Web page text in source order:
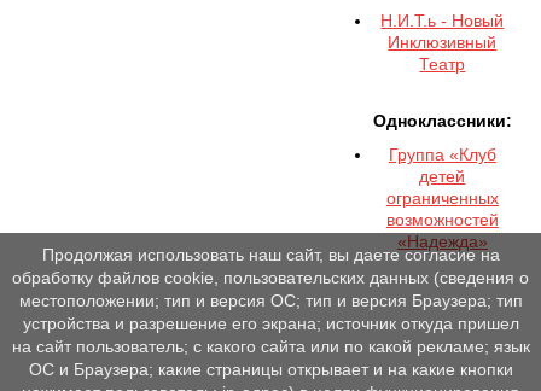
Н.И.Т.ь - Новый
Инклюзивный
Театр
Одноклассники:
Группа «Клуб
детей
ограниченных
возможностей
«Надежда»
Продолжая использовать наш сайт, вы даете согласие на
обработку файлов cookie, пользовательских данных (сведения о
местоположении; тип и версия ОС; тип и версия Браузера; тип
устройства и разрешение его экрана; источник откуда пришел
на сайт пользователь; с какого сайта или по какой рекламе; язык
ОС и Браузера; какие страницы открывает и на какие кнопки